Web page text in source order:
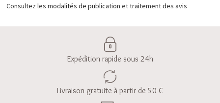
Consultez les modalités de publication et traitement des avis
Expédition rapide sous 24h
Livraison gratuite à partir de 50 €